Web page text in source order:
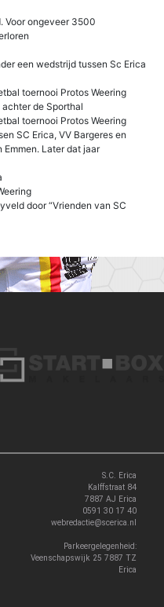
Voor ongeveer 3500
een wedstrijd tussen Sc Erica
toernooi Protos Weering
de Sporthal
toernooi Protos Weering
SC Erica, VV Bargeres en
Later dat jaar
door “Vrienden van SC
S.C. Erica
Kalffstraat 84
7887 AJ Erica
0591 30 17 40
webredactie@scerica.nl
Parkeergelegenheid:
Veenschapswijk 25 7887 TZ
Erica